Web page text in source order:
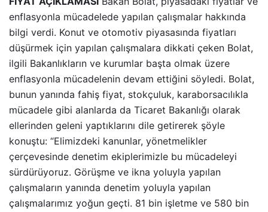
enflasyonla mücadelede yapılan çalışmalar hakkında
bilgi verdi. Konut ve otomotiv piyasasında fiyatları
düşürmek için yapılan çalışmalara dikkati çeken Bolat,
ilgili Bakanlıkların ve kurumlar başta olmak üzere
enflasyonla mücadelenin devam ettiğini söyledi. Bolat,
bunun yanında fahiş fiyat, stokçuluk, karaborsacılıkla
mücadele gibi alanlarda da Ticaret Bakanlığı olarak
ellerinden geleni yaptıklarını dile getirerek şöyle
konuştu: “Elimizdeki kanunlar, yönetmelikler
çerçevesinde denetim ekiplerimizle bu mücadeleyi
sürdürüyoruz. Görüşme ve ikna yoluyla yapılan
çalışmaların yanında denetim yoluyla yapılan
çalışmalarımız yoğun geçti. 81 bin işletme ve 580 bin